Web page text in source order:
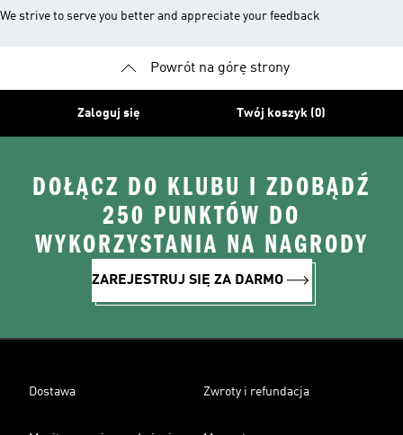
We strive to serve you better and appreciate your feedback
Powrót na górę strony
Zaloguj się Twój koszyk (0)
DOŁĄCZ DO KLUBU I ZDOBĄDŹ
250 PUNKTÓW DO
WYKORZYSTANIA NA NAGRODY
ZAREJESTRUJ SIĘ ZA DARMO
Dostawa Zwroty i refundacja